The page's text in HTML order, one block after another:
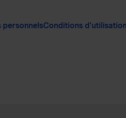
personnelsConditions d’utilisation